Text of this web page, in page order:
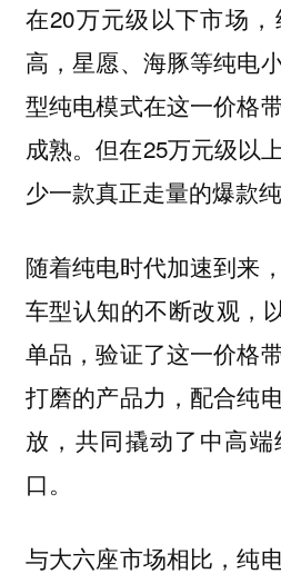
在20万元级以下市场
高，星愿、海豚等纯电
型纯电模式在这一价格
成熟。但在25万元级以
少一款真正走量的爆款纯
随着纯电时代加速到来
车型认知的不断改观，
单品，验证了这一价格
打磨的产品力，配合纯
放，共同撬动了中高
口。
与大六座市场相比，纯